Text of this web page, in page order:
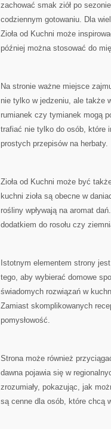
zachować smak ziół po
codziennym gotowaniu. Dla
Zioła od Kuchni może
później można stosować do
Na stronie ważne miejsce
nie tylko w jedzeniu, ale także
rumianek czy tymianek mogą
trafiać nie tylko do osób, które
prostych przepisów na herbaty.
Zioła od Kuchni może być
kuchni zioła są obecne w
rośliny wpływają na aromat
dodatkiem do rosołu czy
Istotnym elementem strony
tego, aby wybierać domowe
świadomych rozwiązań w
Zamiast skomplikowanych
pomysłowość.
Strona może również
dawna pojawia się w
zrozumiały, pokazując, jak
są cenne dla osób, które chcą